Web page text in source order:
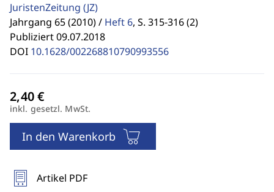
JuristenZeitung (JZ)
Jahrgang 65 (2010) / Heft 6, S. 315-316 (2)
Publiziert 09.07.2018
DOI 10.1628/002268810790993556
inkl. gesetzl. MwSt.
In den Warenkorb
Artikel PDF